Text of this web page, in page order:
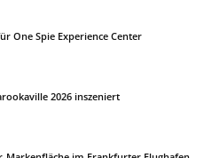
One Spie Experience Center
2026 inszeniert